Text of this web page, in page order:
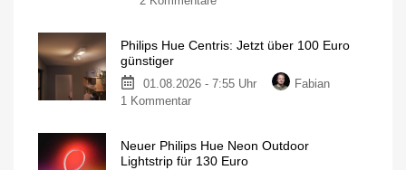
Philips Hue Centris: Jetzt über 100 Euro
günstiger
01.08.2026 - 7:55 Uhr
Fabian
1 Kommentar
Neuer Philips Hue Neon Outdoor
Lightstrip für 130 Euro